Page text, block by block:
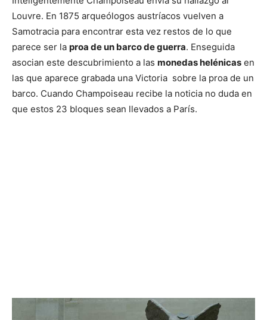
Louvre. En 1875 arqueólogos austríacos vuelven a
Samotracia para encontrar esta vez restos de lo que
parece ser la proa de un barco de guerra. Enseguida
asocian este descubrimiento a las monedas helénicas en
las que aparece grabada una Victoria sobre la proa de un
barco. Cuando Champoiseau recibe la noticia no duda en
que estos 23 bloques sean llevados a París.